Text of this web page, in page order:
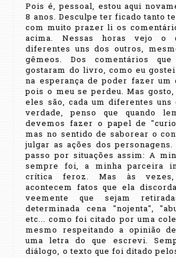
Pois é, pessoal, estou aqui
8 anos. Desculpe ter ficado tanto
com muito prazer li os
acima. Nessas horas vejo o
diferentes uns dos outros,
gêmeos. Dos comentários
gostaram do livro, como eu
na esperança de poder fazer um
pois o meu se perdeu. Mas
eles são, cada um diferentes uns
verdade, penso que quando
devemos fazer o papel de
mas no sentido de saborear o
julgar as ações dos
passo por situações assim: A
sempre foi, a minha parceira
crítica feroz. Mas às
acontecem fatos que ela
veemente que sejam
determinada cena "nojenta",
etc... como foi citado por uma
mesmo respeitando a opinião
uma letra do que escrevi.
diálogo, o texto que foi ditado